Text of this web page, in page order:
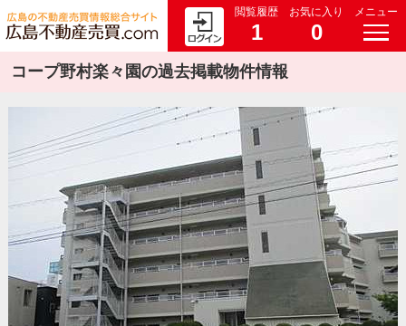
閲覧履歴
1
お気に入り
0
メニュー
コープ野村楽々園の過去掲載物件情報